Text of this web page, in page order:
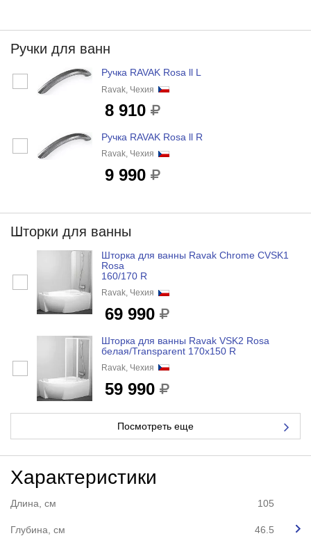
Ручки для ванн
Ручка RAVAK Rosa ll L
Ravak, Чехия
8 910
Ручка RAVAK Rosa ll R
Ravak, Чехия
9 990
Шторки для ванны
Шторка для ванны Ravak Chrome CVSK1
Rosa
160/170 R
Ravak, Чехия
69 990
Шторка для ванны Ravak VSK2 Rosa
белая/Transparent 170x150 R
Ravak, Чехия
59 990
Посмотреть еще
Характеристики
Длина, см 105
Глубина, см 46.5